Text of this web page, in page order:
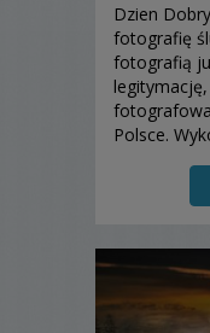
Dzien
fotografię
fotografią
Polsce.
ceremoni
o...